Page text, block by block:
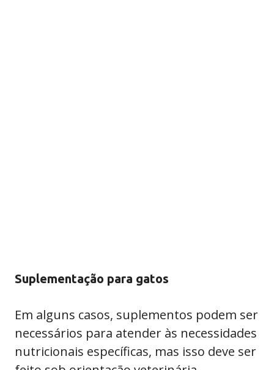
Suplementação para gatos
Em alguns casos, suplementos podem ser
necessários para atender às necessidades
nutricionais específicas, mas isso deve ser